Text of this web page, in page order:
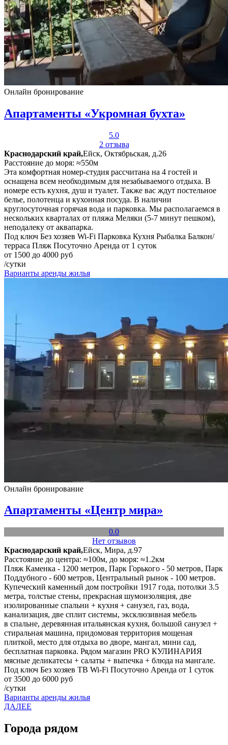
Онлайн бронирование
Апартаменты «Укромная бухта»
5.0
2 отзыва
Краснодарский край,Ейск, Октябрьская, д.26
Расстояние до моря: ≈550м
Эта комфортная номер-студия рассчитана на 4 гостей и
оснащена всем необходимым для незабываемого отдыха. В
номере есть кухня, душ и туалет. Также вас ждут постельное
белье, полотенца и кухонная посуда. В наличии
круглосуточная горячая вода и парковка. Мы располагаемся в
нескольких кварталах от пляжа Меляки (5-7 минут пешком),
неподалеку от аквапарка.
Под ключ Без хозяев Wi-Fi Парковка Кухня Рыбалка Балкон/
терраса Пляж Посуточно Аренда от 1 суток
от 1500 до 4000 руб
/сутки
Варианты аренды жилья
Онлайн бронирование
Апартаменты «Центр мира»
0.0
Нет отзывов
Краснодарский край,Ейск, Мира, д.97
Расстояние до центра: ≈100м, до моря: ≈1.2км
Пляж Каменка - 1200 метров, Парк Горького - 50 метров, Парк
Поддубного - 600 метров, Центральный рынок - 100 метров.
Купеческий каменный дом постройки 1917 года, потолки 3.5
метра, толстые стены, прекрасная шумоизоляция, две
изолированные спальни + кухня + санузел, газ, вода,
канализация, две сплит системы, эксклюзивная мебель
в спальне, деревянная итальянская кухня, большой санузел +
стиральная машина, придомовая территория мощеная
плиткой, место для отдыха во дворе, мангал, мини сад,
бесплатная парковка. Рядом магазин PRO КУЛИНАРИЯ
мясные деликатесы + салаты + выпечка + блюда на мангале.
Под ключ Без хозяев ТВ Wi-Fi Посуточно Аренда от 1 суток
от 3500 до 6000 руб
/сутки
Варианты аренды жилья
ДАЛЕЕ
Города рядом